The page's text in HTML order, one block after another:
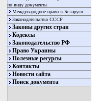
по виду документы
Международное право в Беларуси
Законодательство СССР
Законы других стран
Кодексы
Законодательство РФ
Право Украины
Полезные ресурсы
Контакты
Новости сайта
Поиск документа